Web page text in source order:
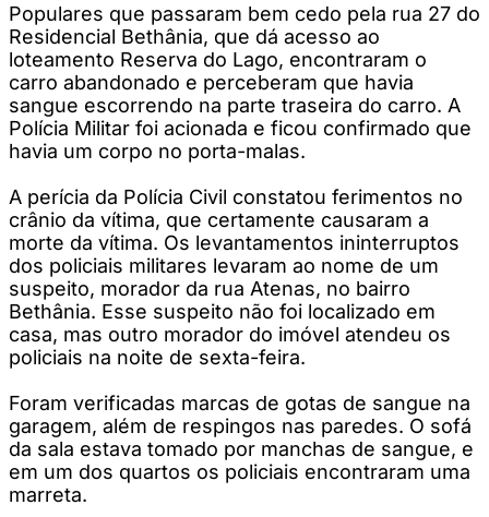
Populares que passaram bem cedo pela rua 27 do
Residencial Bethânia, que dá acesso ao
loteamento Reserva do Lago, encontraram o
carro abandonado e perceberam que havia
sangue escorrendo na parte traseira do carro. A
Polícia Militar foi acionada e ficou confirmado que
havia um corpo no porta-malas.
A perícia da Polícia Civil constatou ferimentos no
crânio da vítima, que certamente causaram a
morte da vítima. Os levantamentos ininterruptos
dos policiais militares levaram ao nome de um
suspeito, morador da rua Atenas, no bairro
Bethânia. Esse suspeito não foi localizado em
casa, mas outro morador do imóvel atendeu os
policiais na noite de sexta-feira.
Foram verificadas marcas de gotas de sangue na
garagem, além de respingos nas paredes. O sofá
da sala estava tomado por manchas de sangue, e
em um dos quartos os policiais encontraram uma
marreta.